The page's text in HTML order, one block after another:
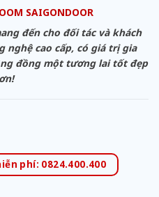
SAIGONDOOR
đến cho đối tác và khách
nghệ cao cấp, có giá trị gia
đồng một tương lai tốt đẹp
phí: 0824.400.400